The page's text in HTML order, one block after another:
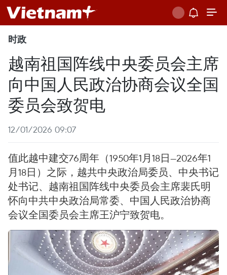
时政
越南祖国阵线中央委员会主席
向中国人民政治协商会议全国
委员会致贺电
12/01/2026 09:07
值此越中建交76周年（1950年1月18日—2026年1
月18日）之际，越共中央政治局委员、中央书记
处书记、越南祖国阵线中央委员会主席裴氏明
怀向中共中央政治局常委、中国人民政治协商
会议全国委员会主席王沪宁致贺电。